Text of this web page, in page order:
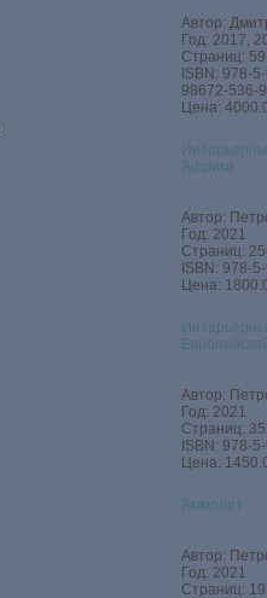
Автор:
Год: 2017,
Страниц:
ISBN: 978-
98672-536-9
Цена:
Африки
Автор:
Год: 2021
Страниц:
ISBN: 978-
Цена:
Автор:
Год: 2021
Страниц:
ISBN: 978-
Цена:
Аммолит
Автор:
Год: 2021
Страниц: